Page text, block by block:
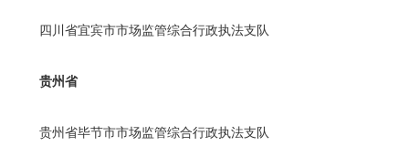
四川省宜宾市市场监管综合行政执法支队
贵州省
贵州省毕节市市场监管综合行政执法支队